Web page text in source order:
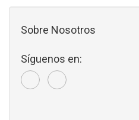
Sobre Nosotros
Síguenos en: